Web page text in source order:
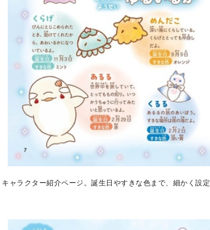
キャラクター紹介ページ。誕生日やすきな色まで、細かく設